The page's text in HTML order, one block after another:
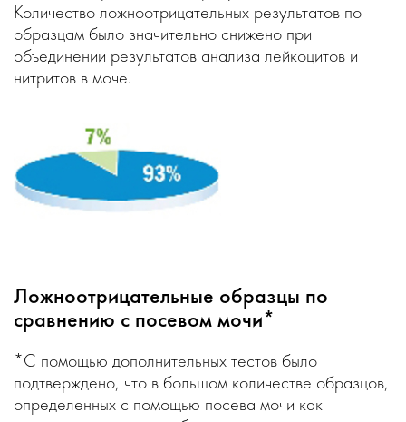
Количество ложноотрицательных результатов по
образцам было значительно снижено при
объединении результатов анализа лейкоцитов и
нитритов в моче.
Ложноотрицательные образцы по
сравнению с посевом мочи*
*С помощью дополнительных тестов было
подтверждено, что в большом количестве образцов,
определенных с помощью посева мочи как